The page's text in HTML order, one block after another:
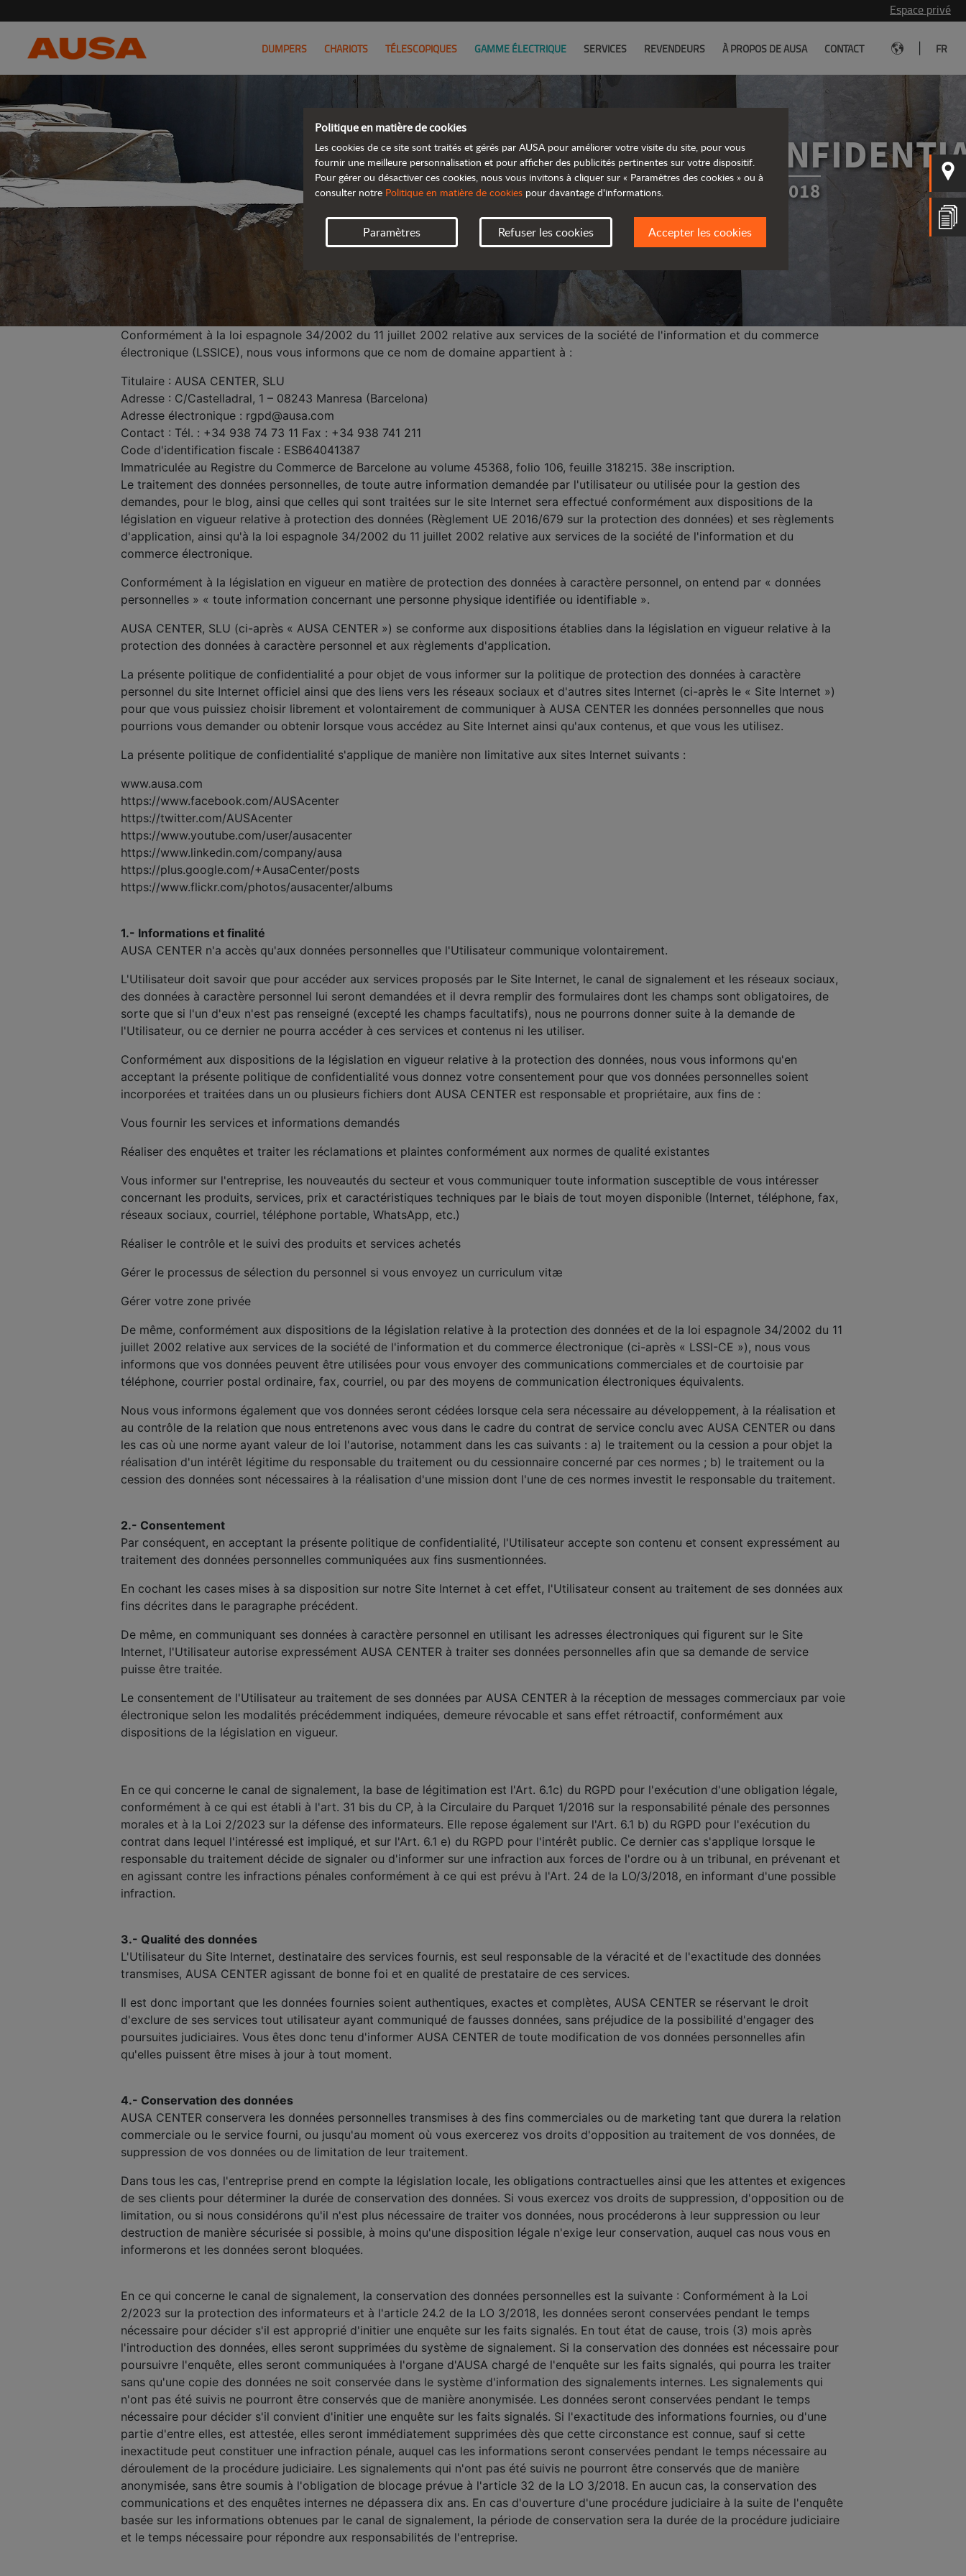
Espace privé
DUMPERS CHARIOTS TÉLESCOPIQUES GAMME ÉLECTRIQUE SERVICES REVENDEURS À PROPOS DE AUSA CONTACT FR
POLITIQUE DE
MISE À JOUR EN MARS 2018
Conformément à la loi espagnole 34/2002 du 11 juillet 2002 relative aux services de la société de l'information et du commerce
électronique (LSSICE), nous vous informons que ce nom de domaine appartient à :
Titulaire : AUSA CENTER, SLU
Adresse : C/Castelladral, 1 – 08243 Manresa (Barcelona)
Adresse électronique : rgpd@ausa.com
Contact : Tél. : +34 938 74 73 11 Fax : +34 938 741 211
Code d'identification fiscale : ESB64041387
Immatriculée au Registre du Commerce de Barcelone au volume 45368, folio 106, feuille 318215. 38e inscription.
Le traitement des données personnelles, de toute autre information demandée par l'utilisateur ou utilisée pour la gestion des
demandes, pour le blog, ainsi que celles qui sont traitées sur le site Internet sera effectué conformément aux dispositions de la
législation en vigueur relative à protection des données (Règlement UE 2016/679 sur la protection des données) et ses règlements
d'application, ainsi qu'à la loi espagnole 34/2002 du 11 juillet 2002 relative aux services de la société de l'information et du
commerce électronique.
Conformément à la législation en vigueur en matière de protection des données à caractère personnel, on entend par « données
personnelles » « toute information concernant une personne physique identifiée ou identifiable ».
AUSA CENTER, SLU (ci-après « AUSA CENTER ») se conforme aux dispositions établies dans la législation en vigueur relative à la
protection des données à caractère personnel et aux règlements d'application.
La présente politique de confidentialité a pour objet de vous informer sur la politique de protection des données à caractère
personnel du site Internet officiel ainsi que des liens vers les réseaux sociaux et d'autres sites Internet (ci-après le « Site Internet »)
pour que vous puissiez choisir librement et volontairement de communiquer à AUSA CENTER les données personnelles que nous
pourrions vous demander ou obtenir lorsque vous accédez au Site Internet ainsi qu'aux contenus, et que vous les utilisez.
La présente politique de confidentialité s'applique de manière non limitative aux sites Internet suivants :
www.ausa.com
https://www.facebook.com/AUSAcenter
https://twitter.com/AUSAcenter
https://www.youtube.com/user/ausacenter
https://www.linkedin.com/company/ausa
https://plus.google.com/+AusaCenter/posts
https://www.flickr.com/photos/ausacenter/albums
1.- Informations et finalité
AUSA CENTER n'a accès qu'aux données personnelles que l'Utilisateur communique volontairement.
L'Utilisateur doit savoir que pour accéder aux services proposés par le Site Internet, le canal de signalement et les réseaux sociaux,
des données à caractère personnel lui seront demandées et il devra remplir des formulaires dont les champs sont obligatoires, de
sorte que si l'un d'eux n'est pas renseigné (excepté les champs facultatifs), nous ne pourrons donner suite à la demande de
l'Utilisateur, ou ce dernier ne pourra accéder à ces services et contenus ni les utiliser.
Conformément aux dispositions de la législation en vigueur relative à la protection des données, nous vous informons qu'en
acceptant la présente politique de confidentialité vous donnez votre consentement pour que vos données personnelles soient
incorporées et traitées dans un ou plusieurs fichiers dont AUSA CENTER est responsable et propriétaire, aux fins de :
Vous fournir les services et informations demandés
Réaliser des enquêtes et traiter les réclamations et plaintes conformément aux normes de qualité existantes
Vous informer sur l'entreprise, les nouveautés du secteur et vous communiquer toute information susceptible de vous intéresser
concernant les produits, services, prix et caractéristiques techniques par le biais de tout moyen disponible (Internet, téléphone, fax,
réseaux sociaux, courriel, téléphone portable, WhatsApp, etc.)
Réaliser le contrôle et le suivi des produits et services achetés
Gérer le processus de sélection du personnel si vous envoyez un curriculum vitæ
Gérer votre zone privée
De même, conformément aux dispositions de la législation relative à la protection des données et de la loi espagnole 34/2002 du 11
juillet 2002 relative aux services de la société de l'information et du commerce électronique (ci-après « LSSI-CE »), nous vous
informons que vos données peuvent être utilisées pour vous envoyer des communications commerciales et de courtoisie par
téléphone, courrier postal ordinaire, fax, courriel, ou par des moyens de communication électroniques équivalents.
Nous vous informons également que vos données seront cédées lorsque cela sera nécessaire au développement, à la réalisation et
au contrôle de la relation que nous entretenons avec vous dans le cadre du contrat de service conclu avec AUSA CENTER ou dans
les cas où une norme ayant valeur de loi l'autorise, notamment dans les cas suivants : a) le traitement ou la cession a pour objet la
réalisation d'un intérêt légitime du responsable du traitement ou du cessionnaire concerné par ces normes ; b) le traitement ou la
cession des données sont nécessaires à la réalisation d'une mission dont l'une de ces normes investit le responsable du traitement.
2.- Consentement
Par conséquent, en acceptant la présente politique de confidentialité, l'Utilisateur accepte son contenu et consent expressément au
traitement des données personnelles communiquées aux fins susmentionnées.
En cochant les cases mises à sa disposition sur notre Site Internet à cet effet, l'Utilisateur consent au traitement de ses données aux
fins décrites dans le paragraphe précédent.
De même, en communiquant ses données à caractère personnel en utilisant les adresses électroniques qui figurent sur le Site
Internet, l'Utilisateur autorise expressément AUSA CENTER à traiter ses données personnelles afin que sa demande de service
puisse être traitée.
Le consentement de l'Utilisateur au traitement de ses données par AUSA CENTER à la réception de messages commerciaux par voie
électronique selon les modalités précédemment indiquées, demeure révocable et sans effet rétroactif, conformément aux
dispositions de la législation en vigueur.
En ce qui concerne le canal de signalement, la base de légitimation est l'Art. 6.1c) du RGPD pour l'exécution d'une obligation légale,
conformément à ce qui est établi à l'art. 31 bis du CP, à la Circulaire du Parquet 1/2016 sur la responsabilité pénale des personnes
morales et à la Loi 2/2023 sur la défense des informateurs. Elle repose également sur l'Art. 6.1 b) du RGPD pour l'exécution du
contrat dans lequel l'intéressé est impliqué, et sur l'Art. 6.1 e) du RGPD pour l'intérêt public. Ce dernier cas s'applique lorsque le
responsable du traitement décide de signaler ou d'informer sur une infraction aux forces de l'ordre ou à un tribunal, en prévenant et
en agissant contre les infractions pénales conformément à ce qui est prévu à l'Art. 24 de la LO/3/2018, en informant d'une possible
infraction.
3.- Qualité des données
L'Utilisateur du Site Internet, destinataire des services fournis, est seul responsable de la véracité et de l'exactitude des données
transmises, AUSA CENTER agissant de bonne foi et en qualité de prestataire de ces services.
Il est donc important que les données fournies soient authentiques, exactes et complètes, AUSA CENTER se réservant le droit
d'exclure de ses services tout utilisateur ayant communiqué de fausses données, sans préjudice de la possibilité d'engager des
poursuites judiciaires. Vous êtes donc tenu d'informer AUSA CENTER de toute modification de vos données personnelles afin
qu'elles puissent être mises à jour à tout moment.
4.- Conservation des données
AUSA CENTER conservera les données personnelles transmises à des fins commerciales ou de marketing tant que durera la relation
commerciale ou le service fourni, ou jusqu'au moment où vous exercerez vos droits d'opposition au traitement de vos données, de
suppression de vos données ou de limitation de leur traitement.
Dans tous les cas, l'entreprise prend en compte la législation locale, les obligations contractuelles ainsi que les attentes et exigences
de ses clients pour déterminer la durée de conservation des données. Si vous exercez vos droits de suppression, d'opposition ou de
limitation, ou si nous considérons qu'il n'est plus nécessaire de traiter vos données, nous procéderons à leur suppression ou leur
destruction de manière sécurisée si possible, à moins qu'une disposition légale n'exige leur conservation, auquel cas nous vous en
informerons et les données seront bloquées.
En ce qui concerne le canal de signalement, la conservation des données personnelles est la suivante : Conformément à la Loi
2/2023 sur la protection des informateurs et à l'article 24.2 de la LO 3/2018, les données seront conservées pendant le temps
nécessaire pour décider s'il est approprié d'initier une enquête sur les faits signalés. En tout état de cause, trois (3) mois après
l'introduction des données, elles seront supprimées du système de signalement. Si la conservation des données est nécessaire pour
poursuivre l'enquête, elles seront communiquées à l'organe d'AUSA chargé de l'enquête sur les faits signalés, qui pourra les traiter
sans qu'une copie des données ne soit conservée dans le système d'information des signalements internes. Les signalements qui
n'ont pas été suivis ne pourront être conservés que de manière anonymisée. Les données seront conservées pendant le temps
nécessaire pour décider s'il convient d'initier une enquête sur les faits signalés. Si l'exactitude des informations fournies, ou d'une
partie d'entre elles, est attestée, elles seront immédiatement supprimées dès que cette circonstance est connue, sauf si cette
inexactitude peut constituer une infraction pénale, auquel cas les informations seront conservées pendant le temps nécessaire au
déroulement de la procédure judiciaire. Les signalements qui n'ont pas été suivis ne pourront être conservés que de manière
anonymisée, sans être soumis à l'obligation de blocage prévue à l'article 32 de la LO 3/2018. En aucun cas, la conservation des
communications et des enquêtes internes ne dépassera dix ans. En cas d'ouverture d'une procédure judiciaire à la suite de l'enquête
basée sur les informations obtenues par le canal de signalement, la période de conservation sera la durée de la procédure judiciaire
et le temps nécessaire pour répondre aux responsabilités de l'entreprise.
Politique en matière de cookies
Les cookies de ce site sont traités et gérés par AUSA pour améliorer votre visite du site, pour vous
fournir une meilleure personnalisation et pour afficher des publicités pertinentes sur votre dispositif.
Pour gérer ou désactiver ces cookies, nous vous invitons à cliquer sur « Paramètres des cookies » ou à
consulter notre Politique en matière de cookies pour davantage d'informations.
Paramètres Refuser les cookies Accepter les cookies